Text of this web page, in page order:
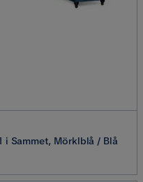
Sammet, Mörklblå / Blå